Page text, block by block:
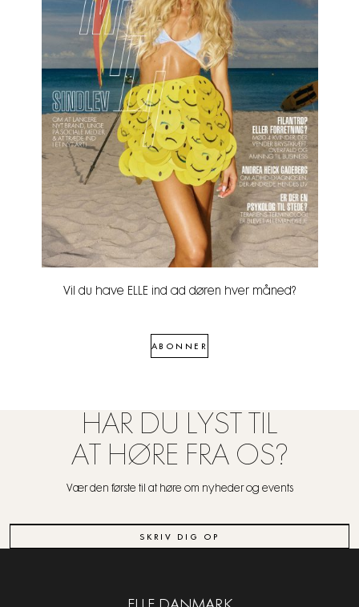
Vil du have ELLE ind ad døren hver måned?
ABONNER
HAR DU LYST TIL
AT HØRE FRA OS?
Vær den første til at høre om nyheder og events
SKRIV DIG OP